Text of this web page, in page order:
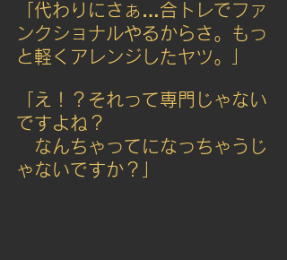
「代わりにさぁ…合トレでファ
ンクショナルやるからさ。もっ
と軽くアレンジしたヤツ。」
「え！？それって専門じゃない
ですよね？
なんちゃってになっちゃうじ
ゃないですか？」